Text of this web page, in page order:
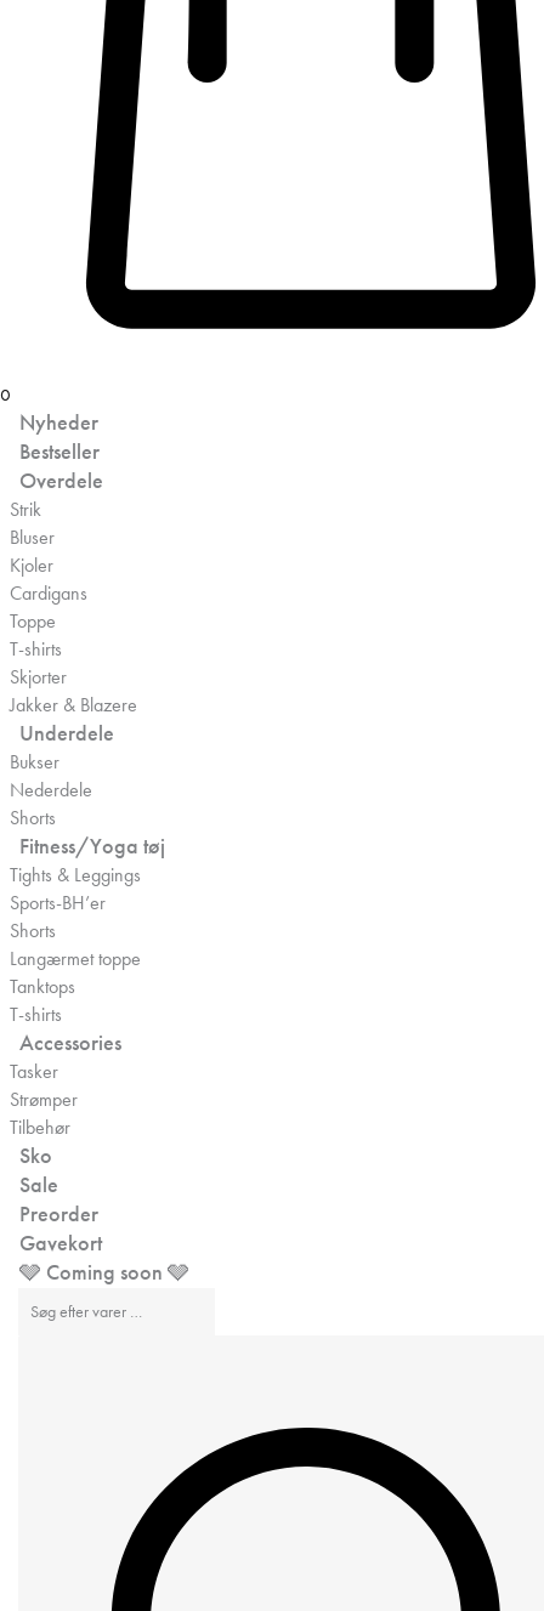
0
Nyheder
Bestseller
Overdele
Strik
Bluser
Kjoler
Cardigans
Toppe
T-shirts
Skjorter
Jakker & Blazere
Underdele
Bukser
Nederdele
Shorts
Fitness/Yoga tøj
Tights & Leggings
Sports-BH’er
Shorts
Langærmet toppe
Tanktops
T-shirts
Accessories
Tasker
Strømper
Tilbehør
Sko
Sale
Preorder
Gavekort
🩶 Coming soon 🩶